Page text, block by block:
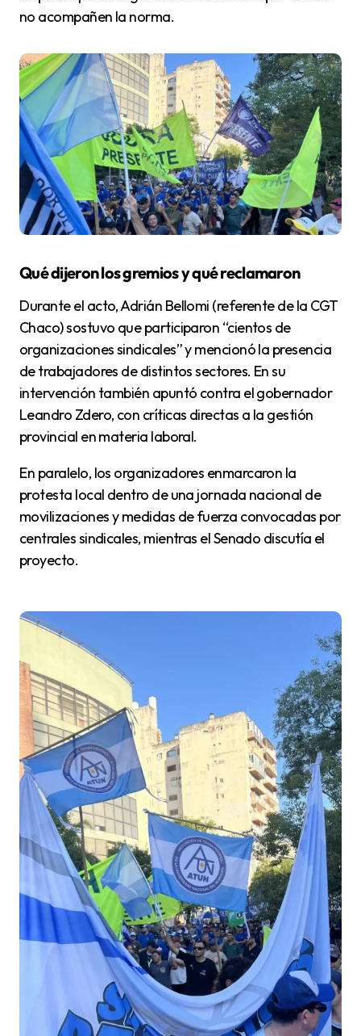
no acompañen la norma.
Qué dijeron los gremios y qué reclamaron
Durante el acto, Adrián Bellomi (referente de la CGT
Chaco) sostuvo que participaron “cientos de
organizaciones sindicales” y mencionó la presencia
de trabajadores de distintos sectores. En su
intervención también apuntó contra el gobernador
Leandro Zdero, con críticas directas a la gestión
provincial en materia laboral.
En paralelo, los organizadores enmarcaron la
protesta local dentro de una jornada nacional de
movilizaciones y medidas de fuerza convocadas por
centrales sindicales, mientras el Senado discutía el
proyecto.